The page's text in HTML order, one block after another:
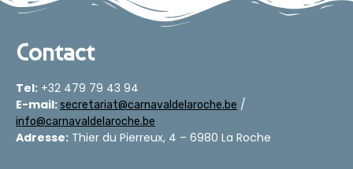
Contact
Tel: +32 479 79 43 94
E-mail:secretariat@carnavaldelaroche.be /
info@carnavaldelaroche.be
Adresse: Thier du Pierreux, 4 – 6980 La Roche​